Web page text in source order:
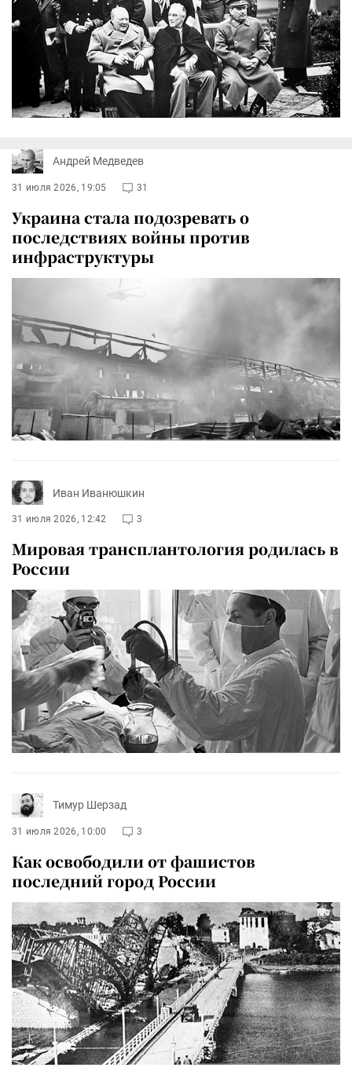
Андрей Медведев
31 июля 2026, 19:05 31
Украина стала подозревать о
последствиях войны против
инфраструктуры
Иван Иванюшкин
31 июля 2026, 12:42 3
Мировая трансплантология родилась в
России
Тимур Шерзад
31 июля 2026, 10:00 3
Как освободили от фашистов
последний город России